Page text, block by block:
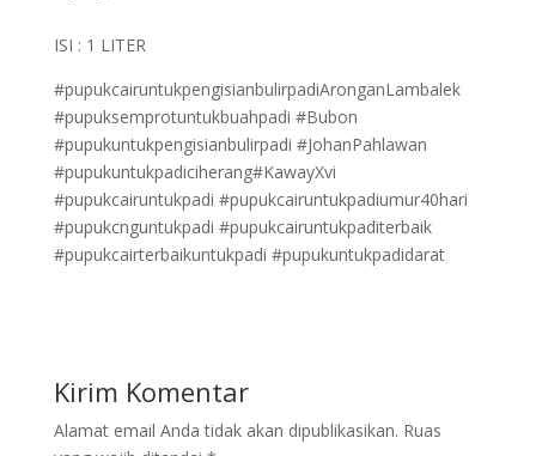
ISI : 1 LITER
#pupukcairuntukpengisianbulirpadiAronganLambalek
#pupuksemprotuntukbuahpadi #Bubon
#pupukuntukpengisianbulirpadi #JohanPahlawan
#pupukuntukpadiciherang#KawayXvi
#pupukcairuntukpadi #pupukcairuntukpadiumur40hari
#pupukcnguntukpadi #pupukcairuntukpaditerbaik
#pupukcairterbaikuntukpadi #pupukuntukpadidarat
Kirim Komentar
Alamat email Anda tidak akan dipublikasikan. Ruas